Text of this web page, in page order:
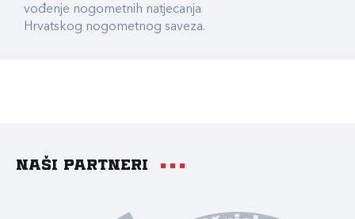
vođenje nogometnih natjecanja
Hrvatskog nogometnog saveza.
Naši partneri